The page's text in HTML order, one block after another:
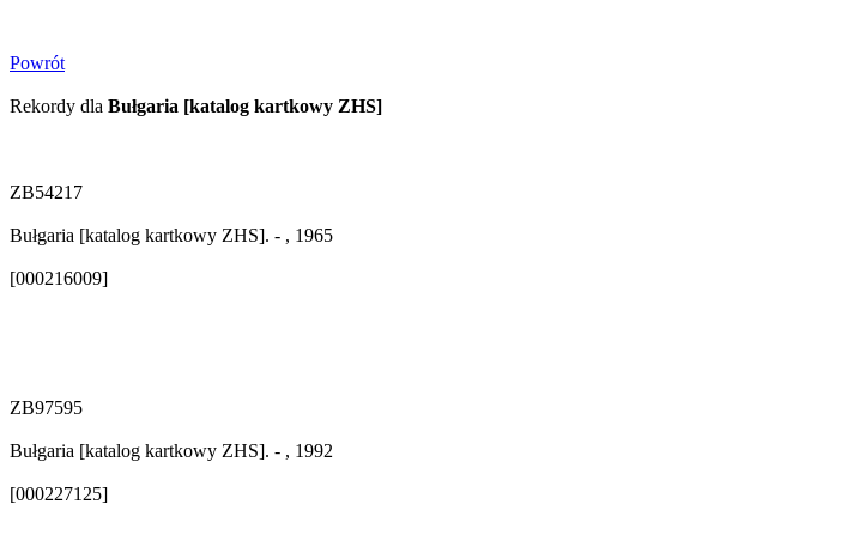
Powrót
Rekordy dla Bułgaria [katalog kartkowy ZHS]
ZB54217
Bułgaria [katalog kartkowy ZHS]. - , 1965
[000216009]
ZB97595
Bułgaria [katalog kartkowy ZHS]. - , 1992
[000227125]